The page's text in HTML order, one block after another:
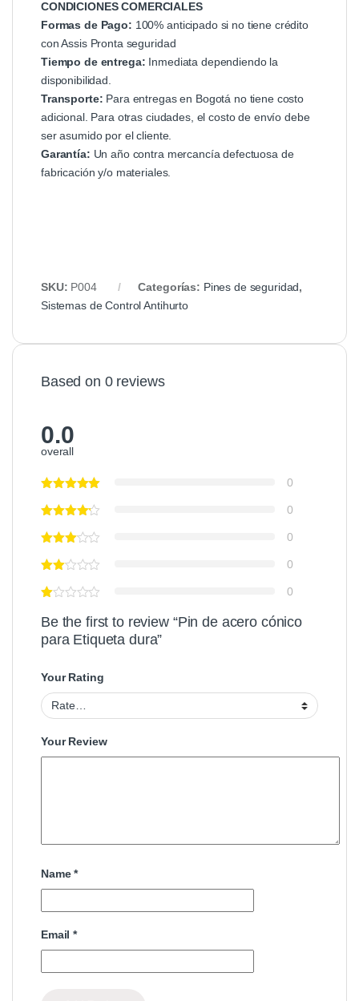
CONDICIONES COMERCIALES
Formas de Pago: 100% anticipado si no tiene crédito
con Assis Pronta seguridad
Tiempo de entrega: Inmediata dependiendo la
disponibilidad.
Transporte: Para entregas en Bogotá no tiene costo
adicional. Para otras ciudades, el costo de envío debe
ser asumido por el cliente.
Garantía: Un año contra mercancía defectuosa de
fabricación y/o materiales.
SKU: P004 Categorías: Pines de seguridad,
Sistemas de Control Antihurto
Based on 0 reviews
0.0
overall
0
0
0
0
0
Be the first to review “Pin de acero cónico
para Etiqueta dura”
Your Rating
Your Review
Name*
Email*